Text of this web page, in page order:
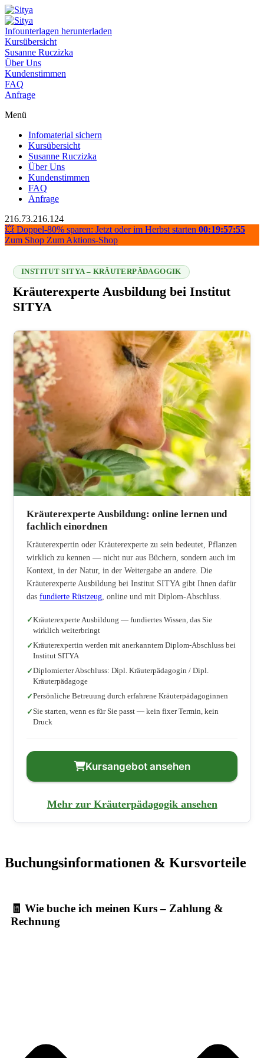
Infounterlagen herunterladen
Kursübersicht
Susanne Ruczizka
Über Uns
Kundenstimmen
FAQ
Anfrage
Menü
Infomaterial sichern
Kursübersicht
Susanne Ruczizka
Über Uns
Kundenstimmen
FAQ
Anfrage
216.73.216.124
💥 Doppel-80% sparen: Jetzt oder im Herbst starten 00:19:57:54
Zum Shop Zum Aktions-Shop
INSTITUT SITYA – KRÄUTERPÄDAGOGIK
Kräuterexperte Ausbildung bei Institut
SITYA
216.73.216.124 2026-08-09 04:00:58
Kräuterexperte Ausbildung: online lernen und
fachlich einordnen
Kräuterexpertin oder Kräuterexperte zu sein bedeutet, Pflanzen
wirklich zu kennen — nicht nur aus Büchern, sondern auch im
Kontext, in der Natur, in der Weitergabe an andere. Die
Kräuterexperte Ausbildung bei Institut SITYA gibt Ihnen dafür
das fundierte Rüstzeug , online und mit Diplom-Abschluss.
Kräuterexperte Ausbildung — fundiertes Wissen, das Sie
wirklich weiterbringt
Kräuterexpertin werden mit anerkanntem Diplom-Abschluss bei
Institut SITYA
Diplomierter Abschluss: Dipl. Kräuterpädagogin / Dipl.
Kräuterpädagoge
Persönliche Betreuung durch erfahrene Kräuterpädagoginnen
Sie starten, wenn es für Sie passt — kein fixer Termin, kein
Druck
Kursangebot ansehen
Mehr zur Kräuterpädagogik ansehen
Buchungsinformationen & Kursvorteile
🧾 Wie buche ich meinen Kurs – Zahlung &
Rechnung